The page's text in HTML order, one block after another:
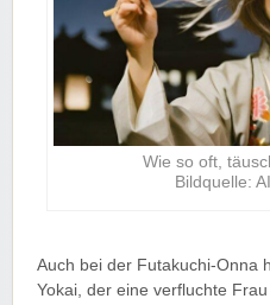
Wie so oft,
Bildquelle:
Auch bei der Futakuchi-Onna
Yokai, der eine verfluchte